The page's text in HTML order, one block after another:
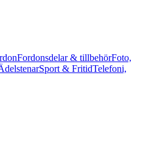
Fordonsdelar & tillbehörFoto,
Sport & FritidTelefoni,